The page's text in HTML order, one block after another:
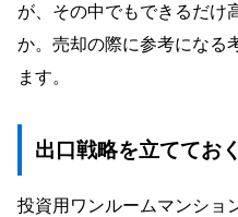
が、その中でもできるだけ
か。売却の際に参考になる
ます。
出口戦略を立てておく
投資用ワンルームマンショ